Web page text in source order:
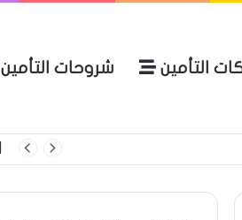
التأمين شروحات التأمين